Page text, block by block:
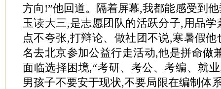
方向!”他回道。隔着屏幕,我都能感受到
玉读大三,是志愿团队的活跃分子,用品
点不夸张,打辩论、做社团不说,寒暑假
名去北京参加公益行走活动,他是拼命做
面临选择困境,“考研、考公、考编、就
男孩子不要安于现状,不要局限在编制体